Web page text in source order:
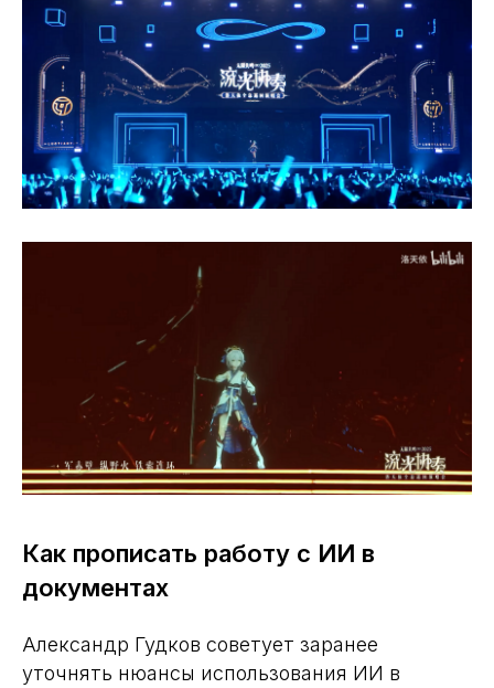
Как прописать работу с ИИ в
документах
Александр Гудков советует заранее
уточнять нюансы использования ИИ в